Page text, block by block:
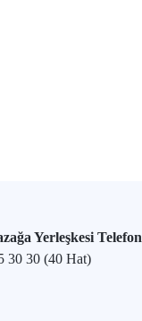
Yerleşkesi Telefon
30 30 (40 Hat)